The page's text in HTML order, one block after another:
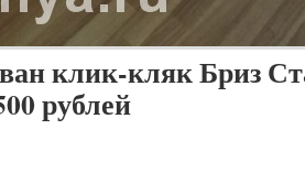
клик-кляк Бриз
рублей